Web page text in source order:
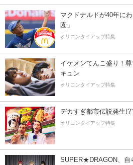
マクドナルドが40年に
園」
オリコンタイアップ特集
イケメンてんこ盛り！
キュン
オリコンタイアップ特集
デカすぎ都市伝説発生
オリコンタイアップ特集
SUPER★DRAGON、自